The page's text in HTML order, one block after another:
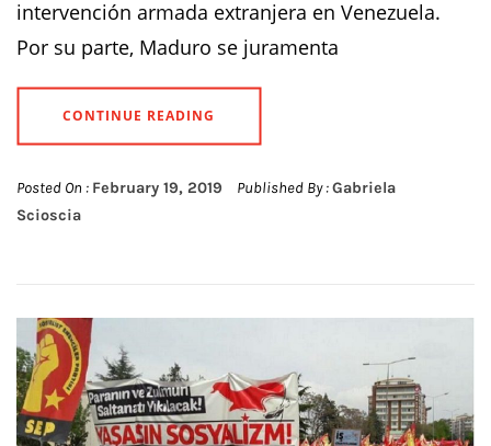
intervención armada extranjera en Venezuela.
Por su parte, Maduro se juramenta
CONTINUE READING
Posted On : February 19, 2019 Published By :Gabriela
Scioscia